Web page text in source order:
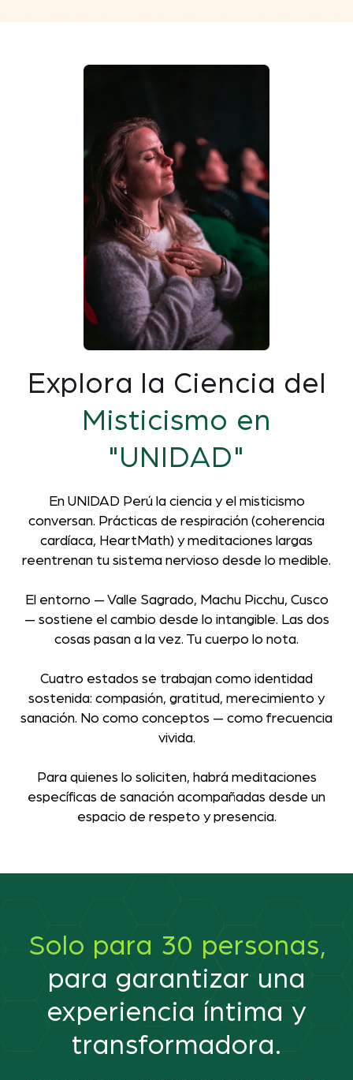
Explora la Ciencia del
Misticismo en
"UNIDAD"
En UNIDAD Perú la ciencia y el misticismo
conversan. Prácticas de respiración (coherencia
cardíaca, HeartMath) y meditaciones largas
reentrenan tu sistema nervioso desde lo medible.
El entorno — Valle Sagrado, Machu Picchu, Cusco
— sostiene el cambio desde lo intangible. Las dos
cosas pasan a la vez. Tu cuerpo lo nota.
Cuatro estados se trabajan como identidad
sostenida: compasión, gratitud, merecimiento y
sanación. No como conceptos — como frecuencia
vivida.
Para quienes lo soliciten, habrá meditaciones
específicas de sanación acompañadas desde un
espacio de respeto y presencia.
Solo para 30 personas,
para garantizar una
experiencia íntima y
transformadora.